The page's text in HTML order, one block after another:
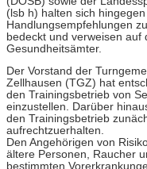
(lsb h) halten sich
Handlungsempfehlungen
bedeckt und verweisen auf
Gesundheitsämter.
Der Vorstand der
Zellhausen (TGZ) hat
den Trainingsbetrieb von
einzustellen. Darüber
den Trainingsbetrieb
aufrechtzuerhalten.
Den Angehörigen von
ältere Personen, Raucher
bestimmten